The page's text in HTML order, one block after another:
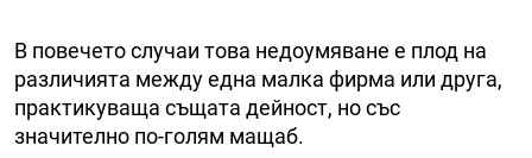
В повечето случаи това недоумяване е плод на
различията между една малка фирма или друга,
практикуваща същата дейност, но със
значително по-голям мащаб.